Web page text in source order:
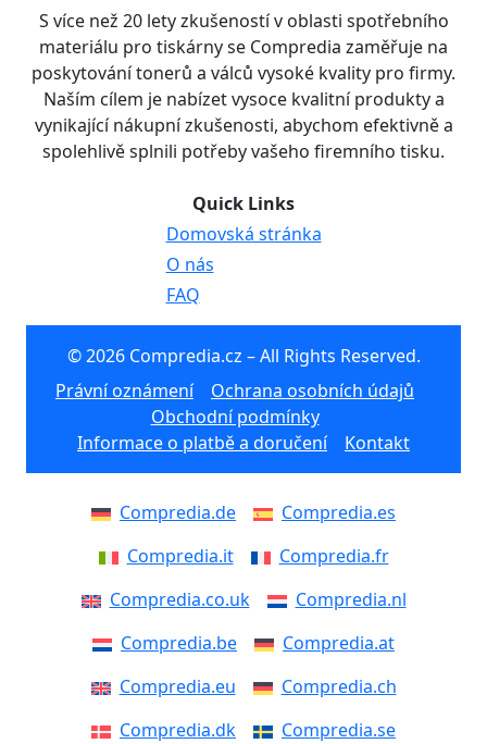
S více než 20 lety zkušeností v oblasti spotřebního
materiálu pro tiskárny se Compredia zaměřuje na
poskytování tonerů a válců vysoké kvality pro firmy.
Naším cílem je nabízet vysoce kvalitní produkty a
vynikající nákupní zkušenosti, abychom efektivně a
spolehlivě splnili potřeby vašeho firemního tisku.
Quick Links
Domovská stránka
O nás
FAQ
© 2026 Compredia.cz – All Rights Reserved.
Právní oznámení
Ochrana osobních údajů
Obchodní podmínky
Informace o platbě a doručení
Kontakt
Compredia.de
Compredia.es
Compredia.it
Compredia.fr
Compredia.co.uk
Compredia.nl
Compredia.be
Compredia.at
Compredia.eu
Compredia.ch
Compredia.dk
Compredia.se